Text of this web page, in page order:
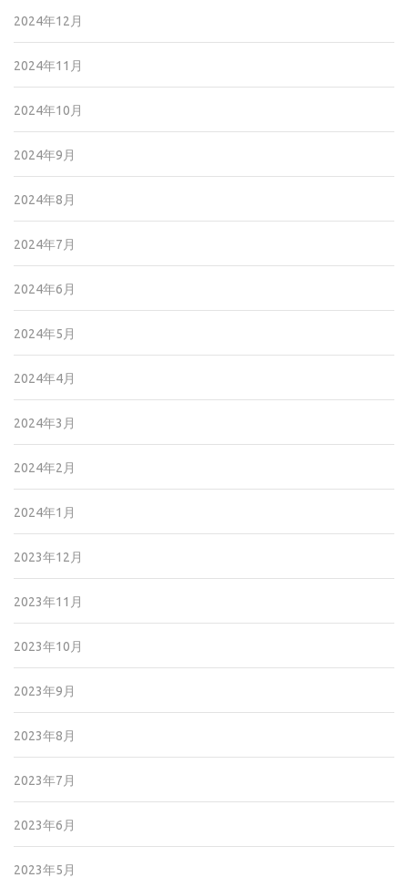
2024年12月
2024年11月
2024年10月
2024年9月
2024年8月
2024年7月
2024年6月
2024年5月
2024年4月
2024年3月
2024年2月
2024年1月
2023年12月
2023年11月
2023年10月
2023年9月
2023年8月
2023年7月
2023年6月
2023年5月